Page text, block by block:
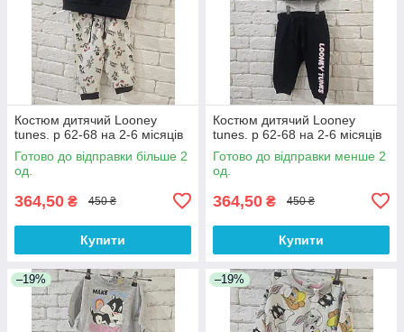
Костюм дитячий Looney
tunes. р 62-68 на 2-6 місяців
Готово до відправки більше 2
од.
364,50 ₴ 450 ₴
Купити
Костюм дитячий Looney
tunes. р 62-68 на 2-6 місяців
Готово до відправки менше 2
од.
364,50 ₴ 450 ₴
Купити
–19% –19%